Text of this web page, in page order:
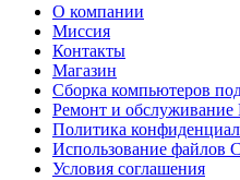
О компании
Миссия
Контакты
Магазин
Сборка компьютеров под
Ремонт и
Политика
Использование файлов
Условия соглашения